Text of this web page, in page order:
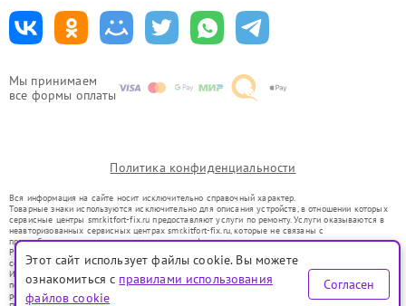
Мы принимаем
все формы оплаты
Политика конфиденциальности
Вся информация на сайте носит исключительно справочный характер.
Товарные знаки используются исключительно для описания устройств, в отношении которых
сервисные центры smr.kitfort-fix.ru предоставляют услуги по ремонту. Услуги оказываются в
неавторизованных сервисных центрах smr.kitfort-fix.ru, которые не связаны с
правообладателями товарных знаков или их официальными представителями.
Ремонт осуществляется для устройств, уже введенных в гражданский оборот в соответствии
со статьей 1487 ГК РФ.
Использование товарных знаков не преследует цели индивидуализации услуг или введения
потребителей в заблуждение, а служит для информирования о предоставляемых услугах по
ремонту техники указанных брендов.
Этот сайт использует файлы cookie. Вы можете
ознакомиться с правилами использования
файлов cookie
Согласен